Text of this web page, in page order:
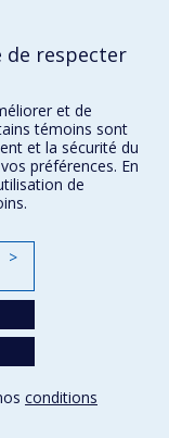
de respecter
et de
témoins sont
et la sécurité du
préférences. En
de
>
conditions